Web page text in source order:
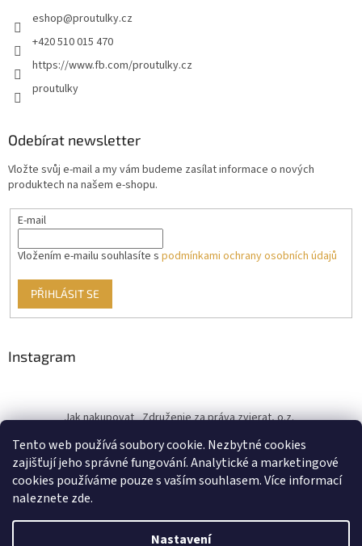
Tento web používá soubory cookie. Nezbytné cookies
zajišťují jeho správné fungování. Analytické a marketingové
cookies používáme pouze s vaším souhlasem. Více informací
naleznete zde.
Nastavení
eshop@proutulky.cz
+420 510 015 470
https://www.fb.com/proutulky.cz
proutulky
Odebírat newsletter
Vložte svůj e-mail a my vám budeme zasílat informace o nových
produktech na našem e-shopu.
E-mail
Vložením e-mailu souhlasíte s podmínkami ochrany osobních údajů
PŘIHLÁSIT SE
Instagram
Jak nakupovat Združenie za práva zvierat, o.z.
od ♥ vybudoval Filip Minár